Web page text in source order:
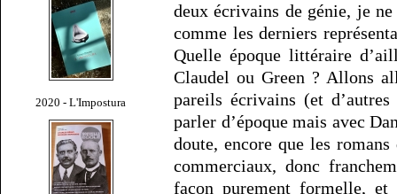
2020 - L'Impostura
deux écrivains de génie, je
comme les derniers
Quelle époque littéraire
Claudel ou Green ? Allons
pareils écrivains (et
parler d’époque mais avec
doute, encore que les
commerciaux, donc
façon purement formelle, et